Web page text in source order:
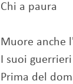
Chi a paura
Muore anche
I suoi
Prima del